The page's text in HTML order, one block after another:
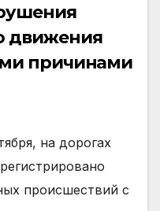
движения
причинами
на дорогах
происшествий с